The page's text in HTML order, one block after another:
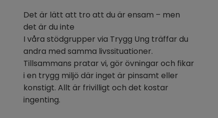
Det är lätt att tro att du är ensam – men
det är du inte
I våra stödgrupper via Trygg Ung träffar du
andra med samma livssituationer.
Tillsammans pratar vi, gör övningar och fikar
i en trygg miljö där inget är pinsamt eller
konstigt. Allt är frivilligt och det kostar
ingenting.